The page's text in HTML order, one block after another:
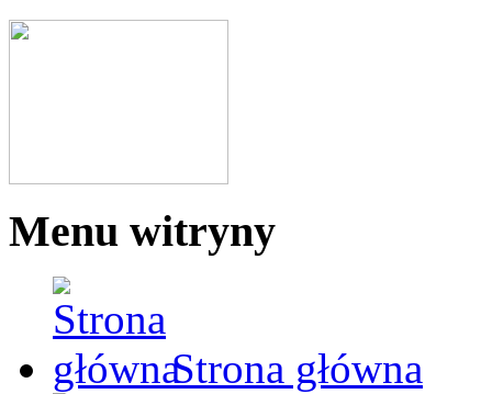
Menu witryny
Strona główna